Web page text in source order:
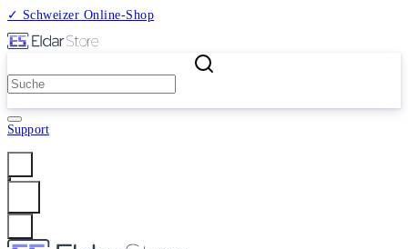
✓ Schweizer Online-Shop
Support